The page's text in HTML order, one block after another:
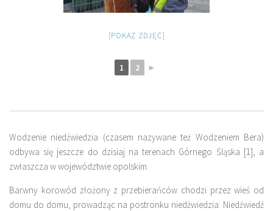
[POKAZ ZDJĘĆ]
1 2 ►
Wodzenie niedźwiedzia (czasem nazywane też Wodzeniem Bera)
odbywa się jeszcze do dzisiaj na terenach Górnego Śląska [1], a
zwłaszcza w województwie opolskim.
Barwny korowód złożony z przebierańców chodzi przez wieś od
domu do domu, prowadząc na postronku niedźwiedzia. Niedźwiedź